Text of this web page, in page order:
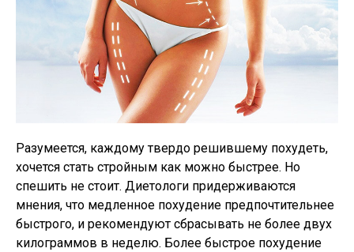
Разумеется, каждому твердо решившему похудеть,
хочется стать стройным как можно быстрее. Но
спешить не стоит. Диетологи придерживаются
мнения, что медленное похудение предпочтительнее
быстрого, и рекомендуют сбрасывать не более двух
килограммов в неделю. Более быстрое похудение